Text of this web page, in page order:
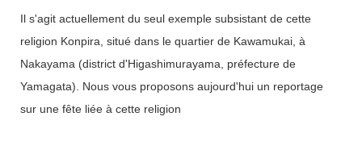
Il s'agit actuellement du seul exemple subsistant de cette
religion Konpira, situé dans le quartier de Kawamukai, à
Nakayama (district d'Higashimurayama, préfecture de
Yamagata). Nous vous proposons aujourd'hui un reportage
sur une fête liée à cette religion